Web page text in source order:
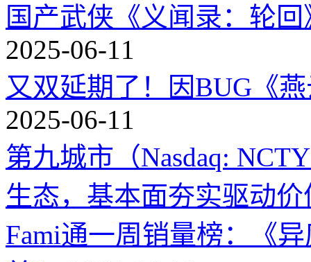
国产武侠《义闻录：轮
2025-06-11
又双延期了！因BUG《
2025-06-11
第九城市（Nasdaq:
生态，基本面夯实驱动价
Fami通一周销量榜：《